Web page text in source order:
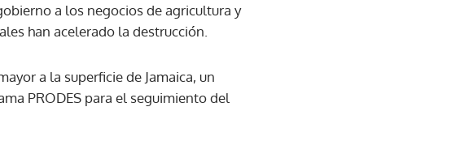
a los negocios de agricultura y
han acelerado la destrucción.
a la superficie de Jamaica, un
PRODES para el seguimiento del